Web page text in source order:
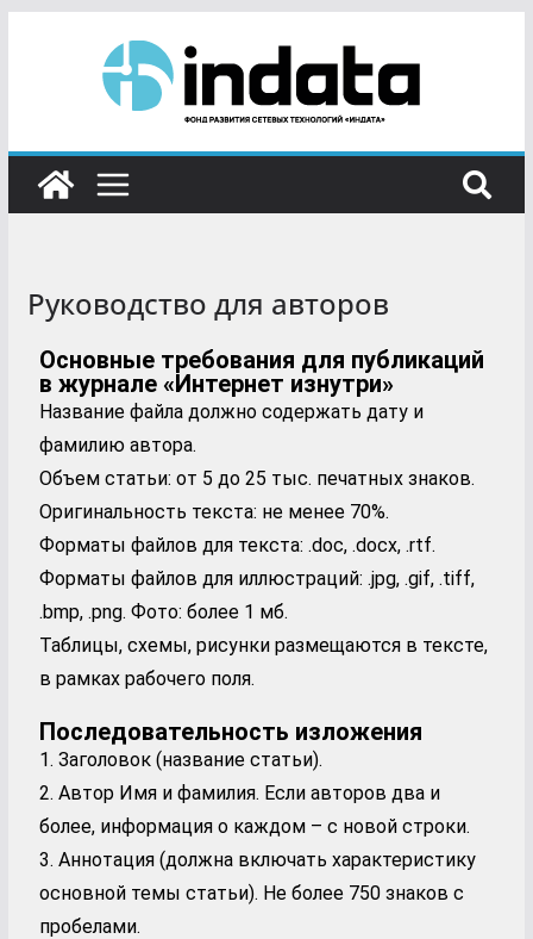
Руководство для авторов
Основные требования для публикаций
в журнале «Интернет изнутри»
Название файла должно содержать дату и
фамилию автора.
Объем статьи: от 5 до 25 тыс. печатных знаков.
Оригинальность текста: не менее 70%.
Форматы файлов для текста: .doc, .docx, .rtf.
Форматы файлов для иллюстраций: .jpg, .gif, .tiff,
.bmp, .png. Фото: более 1 мб.
Таблицы, схемы, рисунки размещаются в тексте,
в рамках рабочего поля.
Последовательность изложения
1. Заголовок (название статьи).
2. Автор Имя и фамилия. Если авторов два и
более, информация о каждом – с новой строки.
3. Аннотация (должна включать характеристику
основной темы статьи). Не более 750 знаков с
пробелами.